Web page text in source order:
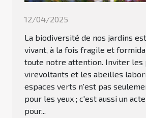
12/04/2025
La biodiversité de nos jardins
vivant, à la fois fragile et
toute notre attention. Inviter les
virevoltants et les abeilles
espaces verts n'est pas
pour les yeux ; c'est aussi un
pour...